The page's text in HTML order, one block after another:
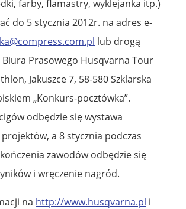
farby, flamastry, wyklejanka itp.)
do 5 stycznia 2012r. na adres e-
lub drogą
Prasowego Husqvarna Tour
Jakuszce 7, 58-580 Szklarska
„Konkurs-pocztówka”.
odbędzie się wystawa
projektów, a 8 stycznia podczas
zawodów odbędzie się
i wręczenie nagród.
na http://www.husqvarna.pl i